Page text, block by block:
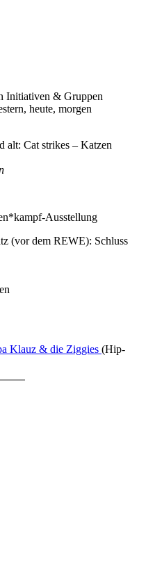
Initiativen & Gruppen
heute, morgen
alt: Cat strikes – Katzen
Ausstellung
(vor dem REWE): Schluss
Klauz & die Ziggies (Hip-